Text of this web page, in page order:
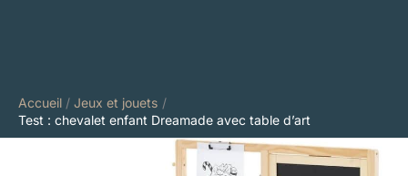
Accueil
Jeux et jouets
Test : chevalet enfant Dreamade avec table d’art